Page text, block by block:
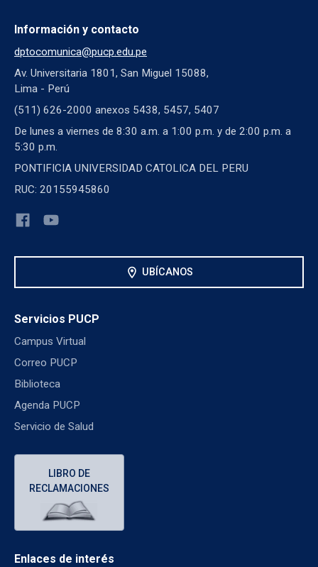
Información y contacto
dptocomunica@pucp.edu.pe
Av. Universitaria 1801, San Miguel 15088,
Lima - Perú
(511) 626-2000 anexos 5438, 5457, 5407
De lunes a viernes de 8:30 a.m. a 1:00 p.m. y de 2:00 p.m. a
5:30 p.m.
PONTIFICIA UNIVERSIDAD CATOLICA DEL PERU
RUC: 20155945860
location_on UBÍCANOS
Servicios PUCP
Campus Virtual
Correo PUCP
Biblioteca
Agenda PUCP
Servicio de Salud
LIBRO DE
RECLAMACIONES
Enlaces de interés